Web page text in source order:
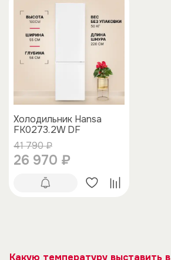
Холодильник Hansa
FK0273.2W DF
41 790 ₽
26 970 ₽